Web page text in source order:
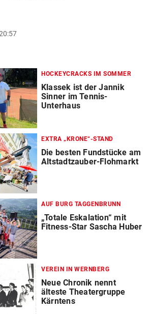
HOCKEYCRACKS IM SOMMER
Klassek ist der Jannik
Sinner im Tennis-
Unterhaus
EXTRA „KRONE“-STAND
Die besten Fundstücke am
Altstadtzauber-Flohmarkt
AUF BURG TAGGENBRUNN
„Totale Eskalation“ mit
Fitness-Star Sascha Huber
VEREIN IN WERNBERG
Neue Chronik nennt
älteste Theatergruppe
Kärntens